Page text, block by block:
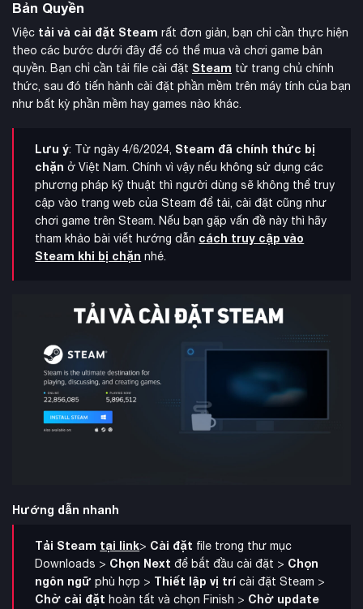
Bản Quyền
Việc tải và cài đặt Steam rất đơn giản, bạn chỉ cần thực hiện
theo các bước dưới đây để có thể mua và chơi game bản
quyền. Bạn chỉ cần tải file cài đặt Steam từ trang chủ chính
thức, sau đó tiến hành cài đặt phần mềm trên máy tính của bạn
như bất kỳ phần mềm hay games nào khác.
Lưu ý: Từ ngày 4/6/2024, Steam đã chính thức bị
chặn ở Việt Nam. Chính vì vậy nếu không sử dụng các
phương pháp kỹ thuật thì người dùng sẽ không thể truy
cập vào trang web của Steam để tải, cài đặt cũng như
chơi game trên Steam. Nếu bạn gặp vấn đề này thì hãy
tham khảo bài viết hướng dẫn cách truy cập vào
Steam khi bị chặn nhé.
Hướng dẫn nhanh
Tải Steam tại link> Cài đặt file trong thư mục
Downloads > Chọn Next để bắt đầu cài đặt > Chọn
ngôn ngữ phù hợp > Thiết lập vị trí cài đặt Steam >
Chờ cài đặt hoàn tất và chọn Finish > Chờ update